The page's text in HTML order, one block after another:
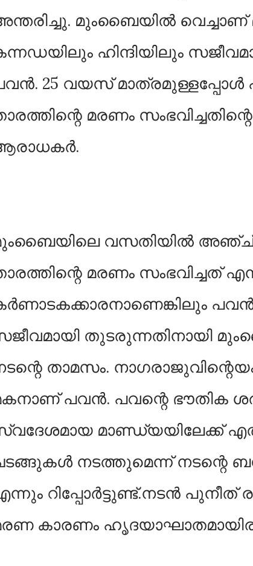
മുംബൈയില്‍ വെച്ചാണ്
ഹിന്ദിയിലും
25 വയസ്
മരണം
വസതിയില്‍ അഞ്ച്
മരണം സംഭവിച്ചത്
തുടരുന്നതിനായി
താമസം.
പവൻ. പവന്റെ ഭൗതിക
മാണ്ഡ്യയിലേക്ക്
നടത്തുമെന്ന് നടന്റെ
റിപ്പോര്‍ട്ടുണ്ട്.നടൻ പുനീത്
കാരണം